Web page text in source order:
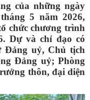
của những ngày
5 năm 2026,
chức chương trình
Dự và chỉ đạo có
uỷ, Chủ tịch
Đảng uỷ; Phòng
thôn, đại diện